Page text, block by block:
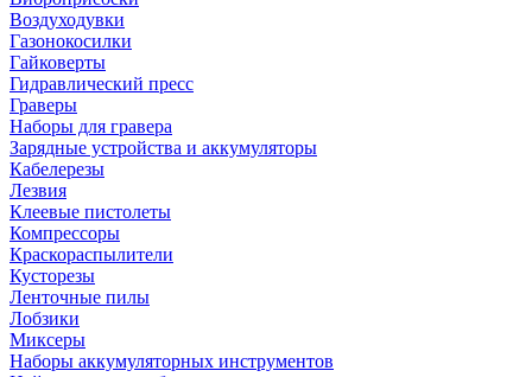
Воздуходувки
Газонокосилки
Гайковерты
Гидравлический пресс
Граверы
Наборы для гравера
Зарядные устройства и аккумуляторы
Кабелерезы
Лезвия
Клеевые пистолеты
Компрессоры
Краскораспылители
Кусторезы
Ленточные пилы
Лобзики
Миксеры
Наборы аккумуляторных инструментов